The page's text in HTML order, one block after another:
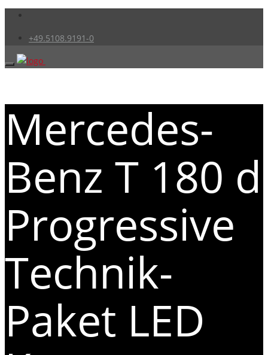
+49.5108.9191-0
Mercedes-
Benz T 180 d
Progressive
Technik-
Paket LED